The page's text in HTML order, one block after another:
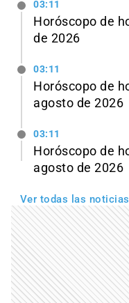
03:11
Horóscopo de
de 2026
03:11
Horóscopo de
agosto de 2026
03:11
Horóscopo de
agosto de 2026
Ver todas las noticias